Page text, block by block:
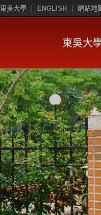
東吳大學 ENGLISH 網站地
東吳大